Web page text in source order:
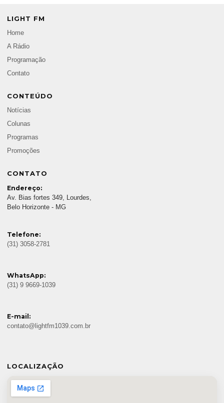
LIGHT FM
Home
A Rádio
Programação
Contato
CONTEÚDO
Notícias
Colunas
Programas
Promoções
CONTATO
Endereço:
Av. Bias fortes 349, Lourdes,
Belo Horizonte - MG
Telefone:
(31) 3058-2781
WhatsApp:
(31) 9 9669-1039
E-mail:
contato@lightfm1039.com.br
LOCALIZAÇÃO